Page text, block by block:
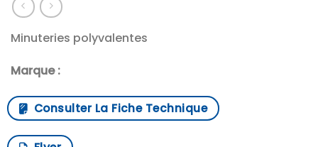
Minuteries polyvalentes
Marque :
Consulter La Fiche Technique